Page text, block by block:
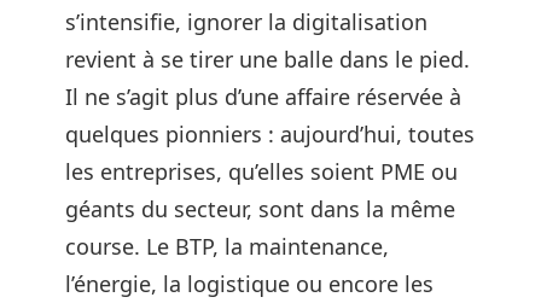
s’intensifie, ignorer la digitalisation
revient à se tirer une balle dans le pied.
Il ne s’agit plus d’une affaire réservée à
quelques pionniers : aujourd’hui, toutes
les entreprises, qu’elles soient PME ou
géants du secteur, sont dans la même
course. Le BTP, la maintenance,
l’énergie, la logistique ou encore les